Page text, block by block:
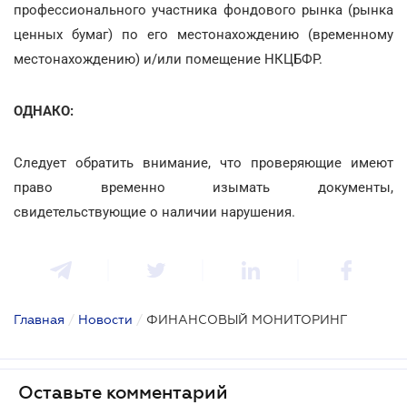
профессионального участника фондового рынка (рынка
ценных бумаг) по его местонахождению (временному
местонахождению) и/или помещение НКЦБФР.
ОДНАКО:
Следует обратить внимание, что проверяющие имеют
право временно изымать документы,
свидетельствующие о наличии нарушения.
Главная / Новости / ФИНАНСОВЫЙ МОНИТОРИНГ
Оставьте комментарий